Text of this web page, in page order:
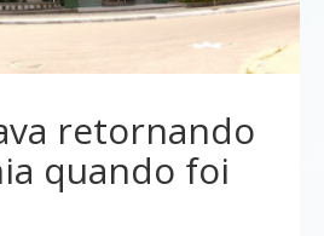
retornando
quando foi